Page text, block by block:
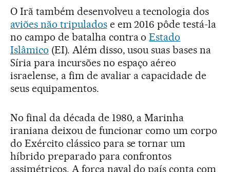
O Irã também desenvolveu a tecnologia dos
aviões não tripuladose em 2016 pôde testá-la
no campo de batalha contra oEstado
Islâmico (EI). Além disso, usou suas bases na
Síria para incursões no espaço aéreo
israelense, a fim de avaliar a capacidade de
seus equipamentos.
No final da década de 1980, a Marinha
iraniana deixou de funcionar como um corpo
do Exército clássico para se tornar um
híbrido preparado para confrontos
assimétricos. A força naval do país conta com